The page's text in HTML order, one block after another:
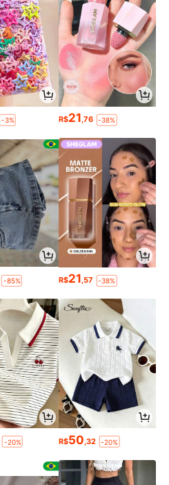
-3% R$21,76 -38%
-85% R$21,57 -38%
-20% R$50 ,32 -20%